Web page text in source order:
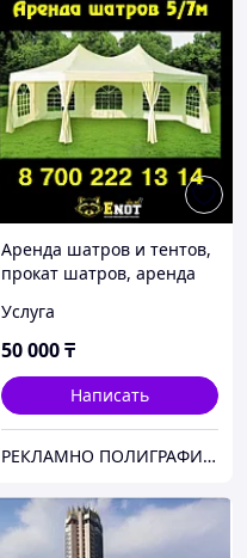
Аренда шатров и тентов,
прокат шатров, аренда
Услуга
50 000₸
Написать
РЕКЛАМНО ПОЛИГРАФИЧЕСКАЯ КОМПАНИЯ "ENOT"